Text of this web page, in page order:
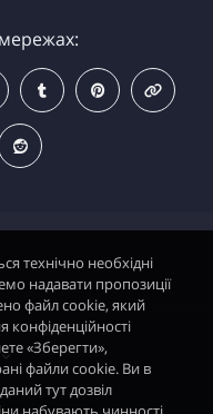
технічно необхідні
надавати пропозиції
файл cookie, який
конфіденційності
«Зберегти»,
файли cookie. Ви в
тут дозвіл